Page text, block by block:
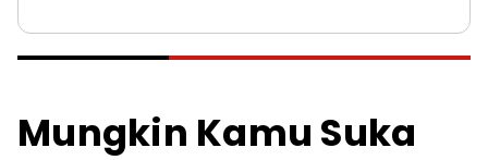
Mungkin Kamu Suka